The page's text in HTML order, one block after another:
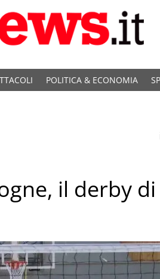
POLITICA & ECONOMIA
il derby di